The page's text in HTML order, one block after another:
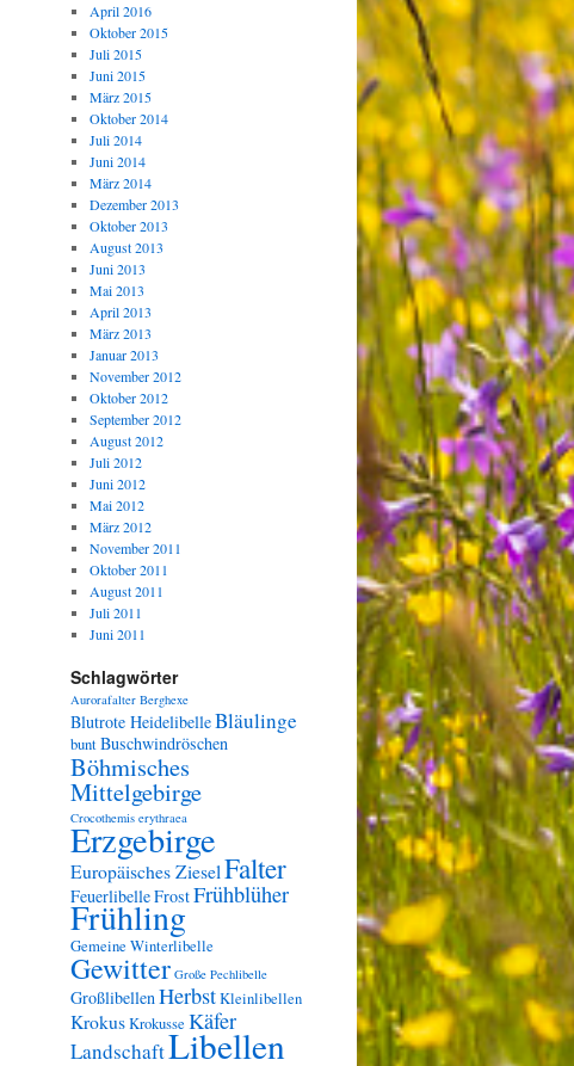
April 2016
Oktober 2015
Juli 2015
Juni 2015
März 2015
Oktober 2014
Juli 2014
Juni 2014
März 2014
Dezember 2013
Oktober 2013
August 2013
Juni 2013
Mai 2013
April 2013
März 2013
Januar 2013
November 2012
Oktober 2012
September 2012
August 2012
Juli 2012
Juni 2012
Mai 2012
März 2012
November 2011
Oktober 2011
August 2011
Juli 2011
Juni 2011
Schlagwörter
Aurorafalter Berghexe
Blutrote HeidelibelleBläulinge
buntBuschwindröschen
Böhmisches
Mittelgebirge
Crocothemis erythraea
Erzgebirge
Europäisches ZieselFalter
FeuerlibelleFrostFrühblüher
Frühling
Gemeine Winterlibelle
Gewitter Große Pechlibelle
GroßlibellenHerbstKleinlibellen
KrokusKrokusse Käfer
LandschaftLibellen